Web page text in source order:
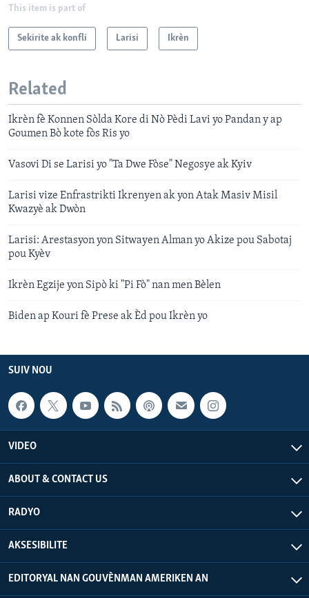
This item is part of
Sekirite ak konfli Larisi Ikrèn
Related
Ikrèn fè Konnen Sòlda Kore di Nò Pèdi Lavi yo Pandan y ap
Goumen Bò kote fòs Ris yo
Vasovi Di se Larisi yo "Ta Dwe Fòse" Negosye ak Kyiv
Larisi vize Enfrastrikti Ikrenyen ak yon Atak Masiv Misil
Kwazyè ak Dwòn
Larisi: Arestasyon yon Sitwayen Alman yo Akize pou Sabotaj
pou Kyèv
Ikrèn Egzije yon Sipò ki "Pi Fò" nan men Bèlen
Biden ap Kouri fè Prese ak Èd pou Ikrèn yo
SUIV NOU
VIDEO
ABOUT & CONTACT US
RADYO
AKSESIBILITE
EDITORYAL NAN GOUVÈNMAN AMERIKEN AN